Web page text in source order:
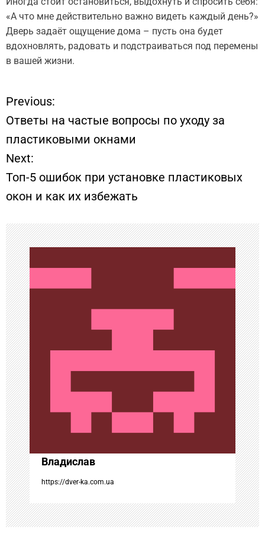
«А что мне действительно важно видеть каждый день?»
Дверь задаёт ощущение дома – пусть она будет
вдохновлять, радовать и подстраиваться под перемены
в вашей жизни.
Н
а
в
и
г
а
ц
и
я
п
о
з
а
п
и
с
Previous:
Ответы на частые вопросы по уходу за
пластиковыми окнами
Next:
Топ-5 ошибок при установке пластиковых
окон и как их избежать
Владислав
https://dver-ka.com.ua